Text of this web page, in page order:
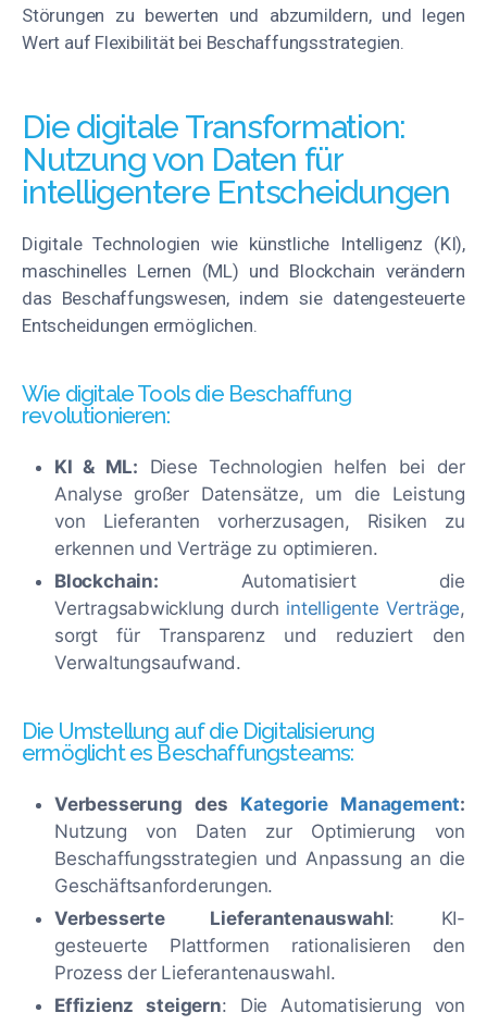
Störungen zu bewerten und abzumildern, und legen
Wert auf Flexibilität bei Beschaffungsstrategien.
Die digitale Transformation:
Nutzung von Daten für
intelligentere Entscheidungen
Digitale Technologien wie künstliche Intelligenz (KI),
maschinelles Lernen (ML) und Blockchain verändern
das Beschaffungswesen, indem sie datengesteuerte
Entscheidungen ermöglichen.
Wie digitale Tools die Beschaffung
revolutionieren:
KI & ML: Diese Technologien helfen bei der
Analyse großer Datensätze, um die Leistung
von Lieferanten vorherzusagen, Risiken zu
erkennen und Verträge zu optimieren.
Blockchain: Automatisiert die
Vertragsabwicklung durch intelligente Verträge,
sorgt für Transparenz und reduziert den
Verwaltungsaufwand.
Die Umstellung auf die Digitalisierung
ermöglicht es Beschaffungsteams:
Verbesserung des Kategorie Management:
Nutzung von Daten zur Optimierung von
Beschaffungsstrategien und Anpassung an die
Geschäftsanforderungen.
Verbesserte Lieferantenauswahl: KI-
gesteuerte Plattformen rationalisieren den
Prozess der Lieferantenauswahl.
Effizienz steigern: Die Automatisierung von